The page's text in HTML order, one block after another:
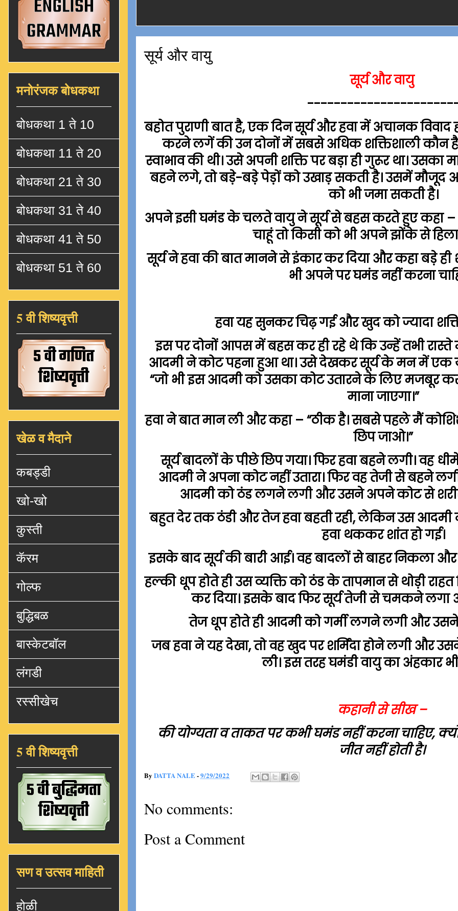
सूर्य और वायु
सूर्य और वायु
बहोत पुराणी बात है, एक दिन सूर्य और हवा में अचानक विवाद
करने लगें की उन दोनों में सबसे अधिक शक्तिशाली कौन है।
स्वाभाव की थी। उसे अपनी शक्ति पर बड़ा ही गुरूर था।
बहने लगे, तो बड़े-बड़े पेड़ों को उखाड़ सकती है। उसमें मौजूद
को भी जमा सकती है।
अपने इसी घमंड के चलते वायु ने सूर्य से बहस करते हुए कहा –
चाहूं तो किसी को भी अपने झोंके से
सूर्य ने हवा की बात मानने से इंकार कर दिया और कहा बड़े
भी अपने पर घमंड नहीं करना
हवा यह सुनकर चिढ़ गई और खुद को ज्यादा
इस पर दोनों आपस में बहस कर ही रहे थे कि उन्हें तभी रास्ते
आदमी ने कोट पहना हुआ था। उसे देखकर सूर्य के मन में एक
“जो भी इस आदमी को उसका कोट उतारने के लिए मजबूर
माना जाएगा।”
हवा ने बात मान ली और कहा – “ठीक है। सबसे पहले मैं
छिप जाओ।”
सूर्य बादलों के पीछे छिप गया। फिर हवा बहने लगी। वह
आदमी ने अपना कोट नहीं उतारा। फिर वह तेजी से बहने
आदमी को ठंड लगने लगी और उसने अपने कोट से
बहुत देर तक ठंडी और तेज हवा बहती रही, लेकिन उस आदमी
हवा थककर शांत हो गई।
इसके बाद सूर्य की बारी आई। वह बादलों से बाहर
हल्की धूप होते ही उस व्यक्ति को ठंड के तापमान से थोड़ी
कर दिया। इसके बाद फिर सूर्य तेजी से चमकने
तेज धूप होते ही आदमी को गर्मी लगने लगी और उसने
जब हवा ने यह देखा, तो वह खुद पर शर्मिंदा होने लगी और
ली। इस तरह घमंडी वायु का अंहकार
कहानी से सीख –
की योग्यता व ताकत पर कभी घमंड नहीं करना चाहिए,
जीत नहीं होती है।
By DATTA NALE-9/29/2022
No comments:
Post a Comment
मनोरंजक बोधकथा
बोधकथा 1 ते 10
बोधकथा 11 ते 20
बोधकथा 21 ते 30
बोधकथा 31 ते 40
बोधकथा 41 ते 50
बोधकथा 51 ते 60
5 वी शिष्यवृत्ती
खेळ व मैदाने
कबड्डी
खो-खो
कुस्ती
कॅरम
गोल्फ
बुद्धिबळ
बास्केटबॉल
लंगडी
रस्सीखेच
5 वी शिष्यवृत्ती
सण व उत्सव माहिती
होळी